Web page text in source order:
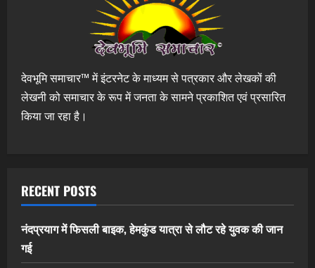
देवभूमि समाचार™ में इंटरनेट के माध्यम से पत्रकार और लेखकों की
लेखनी को समाचार के रूप में जनता के सामने प्रकाशित एवं प्रसारित
किया जा रहा है।
RECENT POSTS
नंदप्रयाग में फिसली बाइक, हेमकुंड यात्रा से लौट रहे युवक की जान
गई